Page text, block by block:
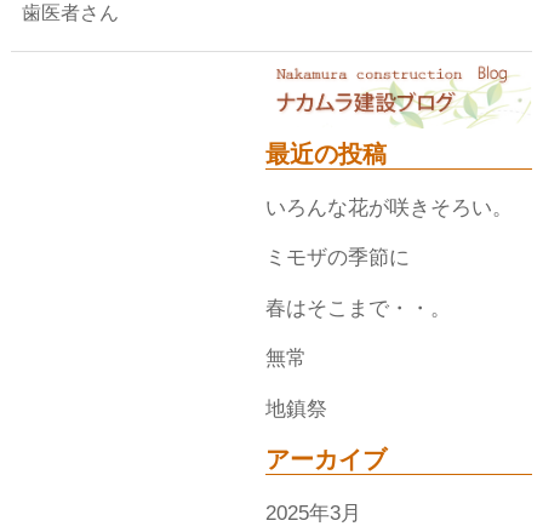
歯医者さん
最近の投稿
いろんな花が咲きそろい。
ミモザの季節に
春はそこまで・・。
無常
地鎮祭
アーカイブ
2025年3月